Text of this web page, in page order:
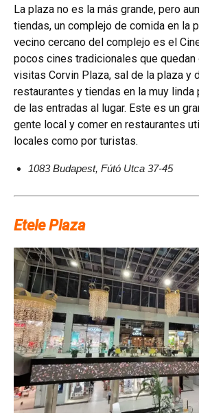
La plaza no es la más grande, pero
tiendas, un complejo de comida en la
vecino cercano del complejo es el
pocos cines tradicionales que quedan
visitas Corvin Plaza, sal de la plaza y
restaurantes y tiendas en la muy linda
de las entradas al lugar. Este es un
gente local y comer en restaurantes
locales como por turistas.
1083 Budapest, Fútó Utca 37-45
Etele Plaza